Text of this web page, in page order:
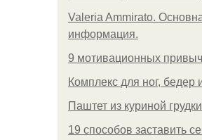
Valeria Ammirato.
информация.
9 мотивационных
Комплекс для ног, бедер
Паштет из куриной
19 способов заставить